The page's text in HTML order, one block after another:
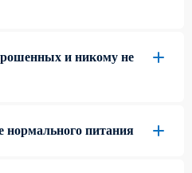
и никому не
нормального питания